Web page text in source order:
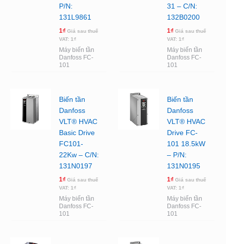
P/N:
131L9861
1₫ Giá sau thuế
VAT: 1₫
Máy biến tần
Danfoss FC-
101
31 – C/N:
132B0200
1₫ Giá sau thuế
VAT: 1₫
Máy biến tần
Danfoss FC-
101
Biến tần
Danfoss
VLT® HVAC
Basic Drive
FC101-
22Kw – C/N:
131N0197
1₫ Giá sau thuế
VAT: 1₫
Máy biến tần
Danfoss FC-
101
Biến tần
Danfoss
VLT® HVAC
Drive FC-
101 18.5kW
– P/N:
131N0195
1₫ Giá sau thuế
VAT: 1₫
Máy biến tần
Danfoss FC-
101